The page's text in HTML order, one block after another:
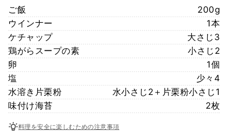
ご飯
200g
ウインナー
1本
ケチャップ
大さじ3
鶏がらスープの素
小さじ2
卵
1個
塩
少々4
水溶き片栗粉
水小さじ2＋片栗粉小さじ1
味付け海苔
2枚
料理を安全に楽しむための注意事項